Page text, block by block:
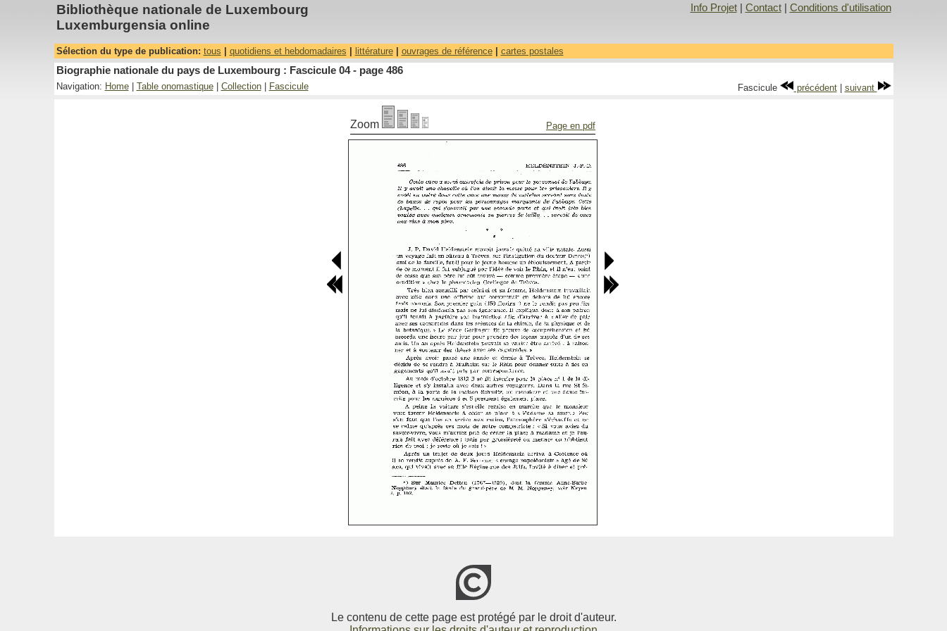
Bibliothèque nationale de Luxembourg
Luxemburgensia online
Info Projet| Contact| Conditions d'utilisation
Sélection du type de publication: tous quotidiens et hebdomadaires littérature| ouvrages de référence| cartes postales
Biographie nationale du pays de Luxembourg : Fascicule 04 - page 486
Navigation: Home| Table onomastique| Collection| Fascicule Fascicule précédent| suivant
Zoom Page en pdf
Le contenu de cette page est protégé par le droit d'auteur.